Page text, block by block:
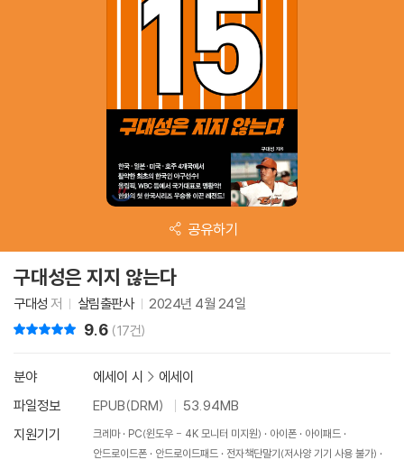
공유하기
구대성은 지지 않는다
구대성 저 살림출판사 2024년 4월 24일
9.6 (17건)
분야 에세이 시 > 에세이
파일정보
EPUB(DRM)
53.94MB
지원기기
크레마 PC(윈도우 - 4K 모니터 미지원) 아이폰
아이패드
안드로이드폰
안드로이드패드
전자책단말기(저사양 기기 사용 불가)